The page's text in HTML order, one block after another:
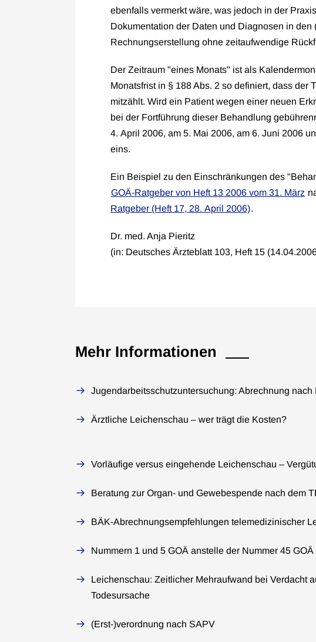
ebenfalls vermerkt wäre, was jedoch in der
Dokumentation der Daten und Diagnosen in
Rechnungserstellung ohne zeitaufwendige
Der Zeitraum "eines Monats" ist als
Monatsfrist in § 188 Abs. 2 so definiert, dass
mitzählt. Wird ein Patient wegen einer neuen
bei der Fortführung dieser Behandlung
4. April 2006, am 5. Mai 2006, am 6. Juni 2006
eins.
Ein Beispiel zu den Einschränkungen des
GOÄ-Ratgeber von Heft 13 2006 vom 31. März
Ratgeber (Heft 17, 28. April 2006).
Dr. med. Anja Pieritz
(in: Deutsches Ärzteblatt 103, Heft 15
Mehr Informationen
Jugendarbeitsschutzuntersuchung: Abrechnung nach
Ärztliche Leichenschau – wer trägt die Kosten?
Vorläufige versus eingehende Leichenschau –
Beratung zur Organ- und Gewebespende nach dem
BÄK-Abrechnungsempfehlungen telemedizinischer
Nummern 1 und 5 GOÄ anstelle der Nummer 45 GOÄ
Leichenschau: Zeitlicher Mehraufwand bei Verdacht
Todesursache
(Erst-)verordnung nach SAPV